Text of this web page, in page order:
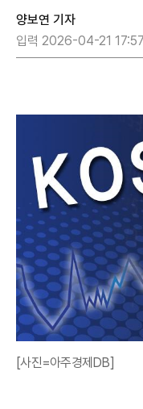
양보연 기자
입력 2026-04-21 17:57
[사진=아주경제DB]